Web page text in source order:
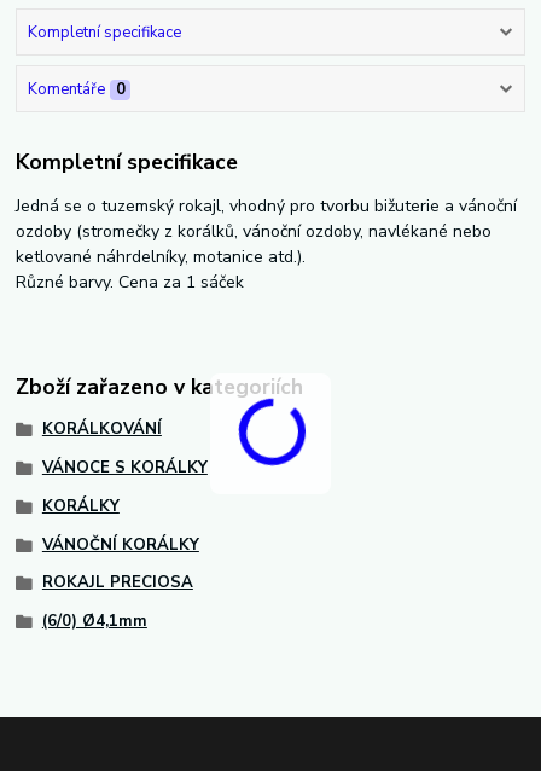
Kompletní specifikace
Komentáře 0
Kompletní specifikace
Jedná se o tuzemský rokajl, vhodný pro tvorbu bižuterie a vánoční
ozdoby (stromečky z korálků, vánoční ozdoby, navlékané nebo
ketlované náhrdelníky, motanice atd.).
Různé barvy. Cena za 1 sáček
Zboží zařazeno v kategoriích
KORÁLKOVÁNÍ
VÁNOCE S KORÁLKY
KORÁLKY
VÁNOČNÍ KORÁLKY
ROKAJL PRECIOSA
(6/0) Ø4,1mm